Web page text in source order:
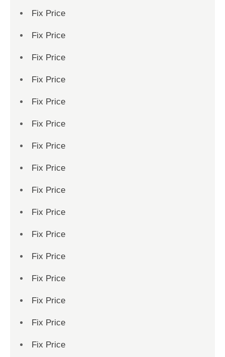
Fix Price
Fix Price
Fix Price
Fix Price
Fix Price
Fix Price
Fix Price
Fix Price
Fix Price
Fix Price
Fix Price
Fix Price
Fix Price
Fix Price
Fix Price
Fix Price